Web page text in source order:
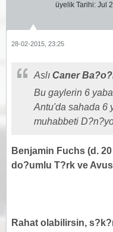
üyelik Tarihi: Jul
28-02-2015, 23:25
Aslı Caner
Bu gaylerin 6
Antu'da sahada 6
muhabbeti
Benjamin Fuchs (d.
do?umlu T?rk ve
Rahat olabilirsin,